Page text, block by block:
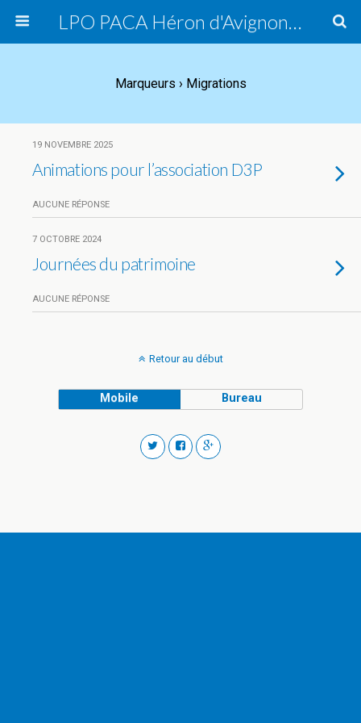
LPO PACA Héron d'Avignon, groupe local
Marqueurs › Migrations
19 NOVEMBRE 2025
Animations pour l’association D3P
AUCUNE RÉPONSE
7 OCTOBRE 2024
Journées du patrimoine
AUCUNE RÉPONSE
Retour au début
Mobile Bureau